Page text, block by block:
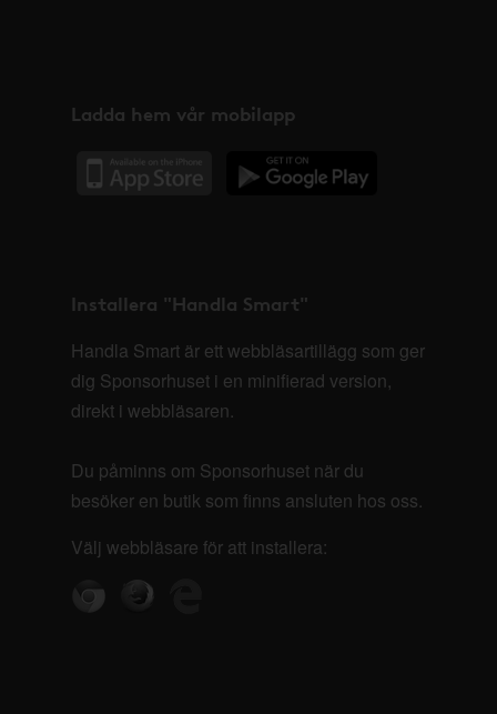
Ladda hem vår mobilapp
Installera "Handla Smart"
Handla Smart är ett webbläsartillägg som ger
dig Sponsorhuset i en minifierad version,
direkt i webbläsaren.
Du påminns om Sponsorhuset när du
besöker en butik som finns ansluten hos oss.
Välj webbläsare för att installera: